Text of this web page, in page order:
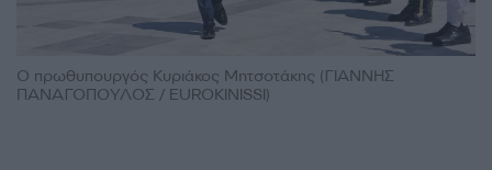
Ο πρωθυπουργός Κυριάκος Μητσοτάκης (ΓΙΑΝΝΗΣ
ΠΑΝΑΓΟΠΟΥΛΟΣ / EUROKINISSI)